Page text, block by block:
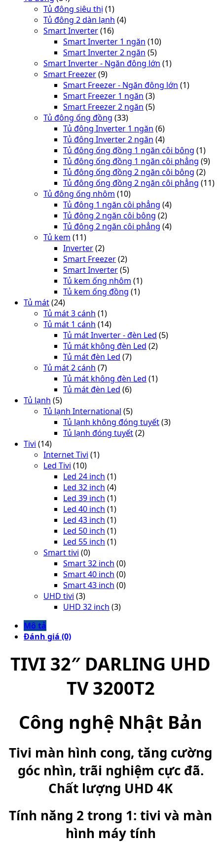
Tủ đông siêu thị (1)
Tủ đông 2 dàn lạnh (4)
Smart Inverter(16)
Smart Inverter 1 ngăn (10)
Smart Inverter 2 ngăn (5)
Smart Inverter - Ngăn đông lớn (1)
Smart Freezer(9)
Smart Freezer - Ngăn đông lớn (1)
Smart Freezer 1 ngăn (3)
Smart Freezer 2 ngăn (5)
Tủ đông ống đồng (33)
Tủ đông Inverter 1 ngăn (6)
Tủ đông Inverter 2 ngăn (4)
Tủ đông ống đồng 1 ngăn côi bông (1)
Tủ đông ống đồng 1 ngăn côi phẳng (9)
Tủ đông ống đồng 2 ngăn côi bông (2)
Tủ đông ống đồng 2 ngăn côi phẳng (11)
Tủ đông ống nhôm (10)
Tủ đông 1 ngăn côi phẳng (4)
Tủ đông 2 ngăn côi bông (2)
Tủ đông 2 ngăn côi phẳng (4)
Tủ kem (11)
Inverter(2)
Smart Freezer(2)
Smart Inverter(5)
Tủ kem ống nhôm (1)
Tủ kem ống đồng (1)
Tủ mát(24)
Tủ mát 3 cánh (1)
Tủ mát 1 cánh (14)
Tủ mát Inverter - đèn Led (5)
Tủ mát không đèn Led (2)
Tủ mát đèn Led (7)
Tủ mát 2 cánh (7)
Tủ mát không đèn Led (1)
Tủ mát đèn Led (6)
Tủ lạnh (5)
Tủ lạnh International (5)
Tủ lạnh không đóng tuyết(3)
Tủ lạnh đóng tuyết(2)
Tivi (14)
Internet Tivi (1)
Led Tivi (10)
Led 24 inch (1)
Led 32 inch (4)
Led 39 inch (1)
Led 40 inch (1)
Led 43 inch (1)
Led 50 inch (1)
Led 55 inch (1)
Smart tivi (0)
Smart 32 inch (0)
Smart 40 inch (0)
Smart 43 inch (0)
UHD tivi (3)
UHD 32 inch (3)
Mô tả
Đánh giá (0)
TIVI 32″ DARLING UHD
TV 3200T2
Công nghệ Nhật Bản
Tivi màn hình cong, tăng cường
góc nhìn, trãi nghiệm cực đã.
Chất lượng UHD 4K
Tính năng 2 trong 1: tivi và màn
hình máy tính